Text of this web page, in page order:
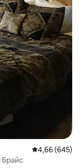
Середня
4,66 (645)
Брайс